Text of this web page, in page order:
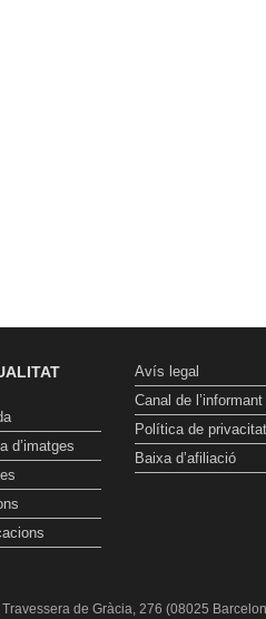
d’imatges
Avís legal
Canal de l’informant
Política de privacitat
Baixa d’afiliació
de Gràcia, 276 (08025